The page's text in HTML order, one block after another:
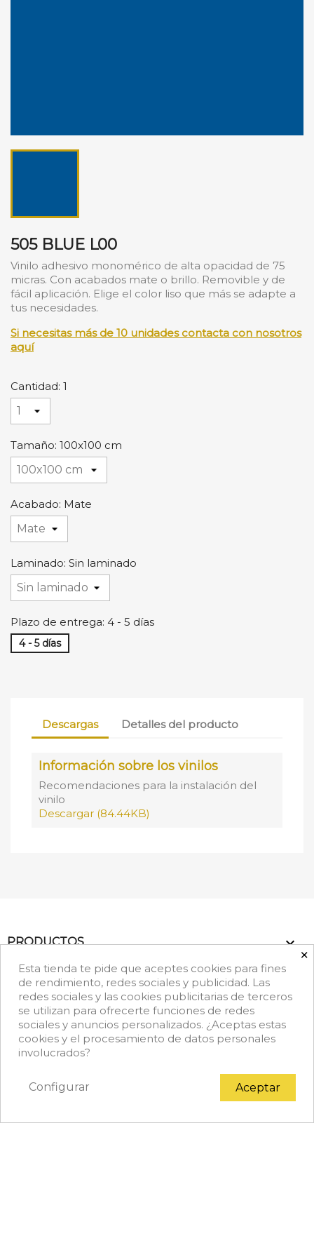
505 BLUE L00
Vinilo adhesivo monomérico de alta opacidad de 75
micras. Con acabados mate o brillo. Removible y de
fácil aplicación. Elige el color liso que más se adapte a
tus necesidades.
Si necesitas más de 10 unidades contacta con nosotros
aquí
Cantidad: 1
Tamaño: 100x100 cm
Acabado: Mate
Laminado: Sin laminado
Plazo de entrega: 4 - 5 días
4 - 5 días
Descargas Detalles del producto
Información sobre los vinilos
Recomendaciones para la instalación del
vinilo
Descargar (84.44KB)
PRODUCTOS 
NUESTRA EMPRESA
DATOS DE CONTACTO
FacebookRss InstagramLinkedInTikTok
© 2026 - Copyright © Achef.es. Todos los derechos
×
Esta tienda te pide que aceptes cookies para fines
de rendimiento, redes sociales y publicidad. Las
redes sociales y las cookies publicitarias de terceros
se utilizan para ofrecerte funciones de redes
sociales y anuncios personalizados. ¿Aceptas estas
cookies y el procesamiento de datos personales
involucrados?
Aceptar
Configurar